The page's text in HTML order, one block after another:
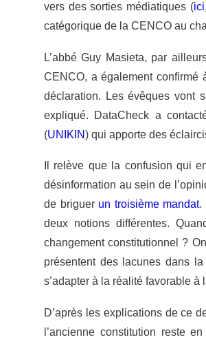
vers des sorties médiatiques (ici,
catégorique de la CENCO au
L’abbé Guy Masieta, par
CENCO, a également
déclaration. Les évêques vont
expliqué. DataCheck a
(UNIKIN) qui apporte des
Il relève que la confusion qui
désinformation au sein de
de briguer un troisième mandat
deux notions différentes.
changement constitutionnel ?
présentent des lacunes dans
s’adapter à la réalité favorable à
D’après les explications de ce
l’ancienne constitution reste